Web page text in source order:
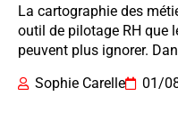
La cartographie des
outil de pilotage RH que
peuvent plus ignorer.
Sophie Carelle
01/